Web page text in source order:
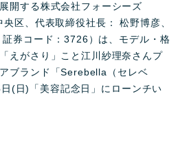
開する株式会社フォーシーズ
区、代表取締役社長： 松野博彦、
券コード：3726）は、モデル・格
えがさり」こと江川紗理奈さんプ
ブランド「Serebella（セレベ
(日)「美容記念日」にローンチい